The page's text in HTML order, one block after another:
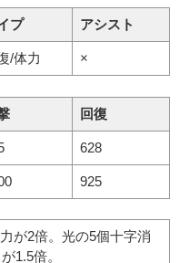
プ アシスト
/体力 ×
回復
628
925
が2倍。光の5個十字消
1.5倍。